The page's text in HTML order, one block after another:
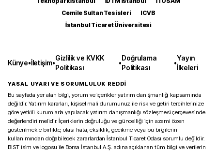
Cemile Sultan Tesisleri
ICVB
İstanbul Ticaret Üniversitesi
Künye•İletişim•
Gizlilik ve KVKK
Politikası
•
Doğrulama
Politikası
•
Yayın
İlkeleri
YASAL UYARI VE SORUMLULUK REDDİ
Bu sayfada yer alan bilgi, yorum ve içerikler yatırım danışmanlığı kapsamında
değildir. Yatırım kararları, kişisel mali durumunuz ile risk ve getiri tercihlerinize
göre yetkili kurumlarla yapılacak yatırım danışmanlığı sözleşmesi çerçevesinde
değerlendirilmelidir. İçeriklerin doğruluğu ve güncelliği için azami özen
gösterilmekle birlikte, olası hata, eksiklik, gecikme veya bu bilgilerin
kullanımından doğabilecek zararlardan İstanbul Ticaret Odası sorumlu değildir.
BIST isim ve logosu ile Borsa İstanbul A.Ş. adına açıklanan tüm bilgi ve verilerin